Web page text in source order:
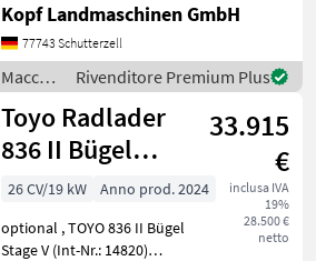
Verschiedene Maschinen zu
vermieten - Minibagger -
Hoflader (Toyo) - JCB Te
Kopf Landmaschinen GmbH
77743 Schutterzell
Macchine
edili /
JCB
Rivenditore Premium Plus
Toyo Radlader
836 II Bügel
Black, 4.
Steuerkreis
33.915
€
inclusa IVA
19%
28.500 €
netto
26 CV/19 kW
Anno prod. 2024
optional , TOYO 836 II Bügel
Stage V (Int-Nr.: 14820)